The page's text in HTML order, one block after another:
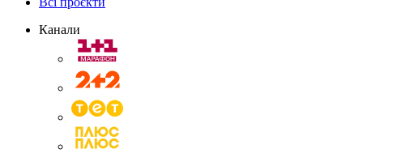
Канали